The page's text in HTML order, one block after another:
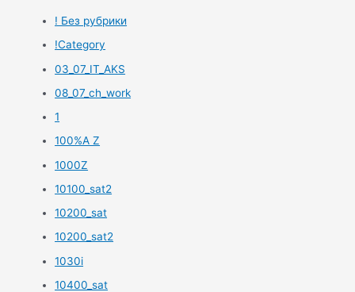
! Без рубрики
!Category
03_07_IT_AKS
08_07_ch_work
1
100%A Z
1000Z
10100_sat2
10200_sat
10200_sat2
1030i
10400_sat